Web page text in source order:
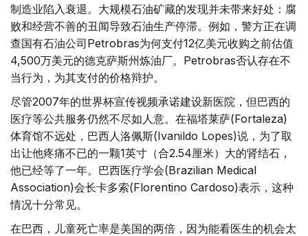
制造业陷入衰退。大规模石油矿藏的发现并未带来好处：腐
败和经营不善的丑闻导致石油生产停滞。例如，警方正在调
查国有石油公司Petrobras为何支付12亿美元收购之前估值
4,500万美元的德克萨斯州炼油厂。Petrobras否认存在不
当行为，为其支付的价格辩护。
尽管2007年的世界杯宣传视频承诺建设新医院，但巴西的
医疗等公共服务仍然不尽如人意。在福塔莱萨(Fortaleza)
体育馆不远处，巴西人洛佩斯(Ivanildo Lopes)说，为了取
出让他疼痛不已的一颗1英寸（合2.54厘米）大的肾结石，
他已经等了一年。巴西医疗学会(Brazilian Medical
Association)会长卡多索(Florentino Cardoso)表示，这种
情况十分常见。
在巴西，儿童死亡率是美国的两倍，因为能看医生的机会太